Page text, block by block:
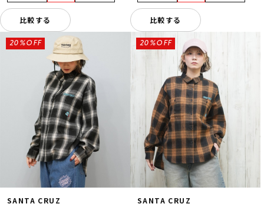
比較する 比較する
SANTA CRUZ
20%OFF
SANTA CRUZ
20%OFF